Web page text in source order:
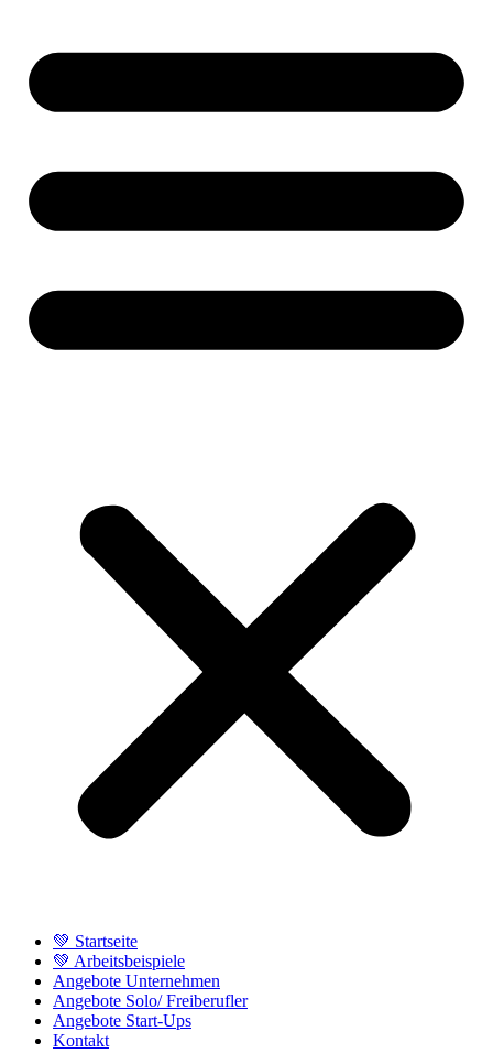
💚 Startseite
💚 Arbeitsbeispiele
Angebote Unternehmen
Angebote Solo/ Freiberufler
Angebote Start-Ups
Kontakt